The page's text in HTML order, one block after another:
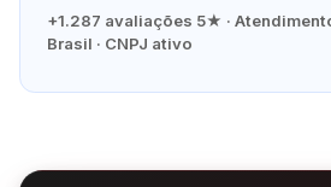
+1.287 avaliações 5★ ·
Brasil · CNPJ ativo